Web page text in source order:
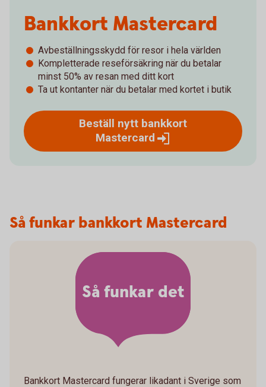
Bankkort Mastercard
Avbeställningsskydd för resor i hela världen
Kompletterade reseförsäkring när du betalar
minst 50% av resan med ditt kort
Ta ut kontanter när du betalar med kortet i butik
Beställ nytt bankkort
Mastercard
Så funkar bankkort Mastercard
Så funkar det
Bankkort Mastercard fungerar likadant i Sverige som